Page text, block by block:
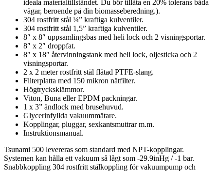
ideala materialtillståndet. Du bör tillåta en 20% tolerans båda
vägar, beroende på din biomasseberedning.).
304 rostfritt stål ¼” kraftiga kulventiler.
304 rostfritt stål 1,5” kraftiga kulventiler.
8″ x 8″ uppsamlingsbas med heli lock och 2 visningsportar.
8″ x 2″ droppfat.
8″ x 18″ återvinningstank med heli lock, oljesticka och 2
visningsportar.
2 x 2 meter rostfritt stål flätad PTFE-slang.
Filterplatta med 150 mikron nätfilter.
Högtrycksklämmor.
Viton, Buna eller EPDM packningar.
1 x 3” ändlock med brusehuvud.
Glycerinfyllda vakuummätare.
Kopplingar, pluggar, sexkantsmuttrar m.m.
Instruktionsmanual.
Tsunami 500 levereras som standard med NPT-kopplingar.
Systemen kan hålla ett vakuum så lågt som -29.9inHg / -1 bar.
Snabbkoppling 304 rostfritt stålkoppling för vakuumpump och